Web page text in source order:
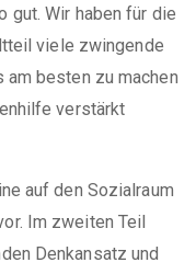
gut. Wir haben für die
viele zwingende
am besten zu machen
verstärkt
auf den Sozialraum
Im zweiten Teil
Denkansatz und